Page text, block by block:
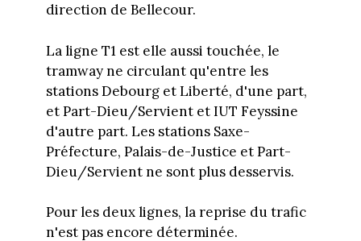
direction de Bellecour.
La ligne T1 est elle aussi touchée, le
tramway ne circulant qu'entre les
stations Debourg et Liberté, d'une part,
et Part-Dieu/Servient et IUT Feyssine
d'autre part. Les stations Saxe-
Préfecture, Palais-de-Justice et Part-
Dieu/Servient ne sont plus desservis.
Pour les deux lignes, la reprise du trafic
n'est pas encore déterminée.